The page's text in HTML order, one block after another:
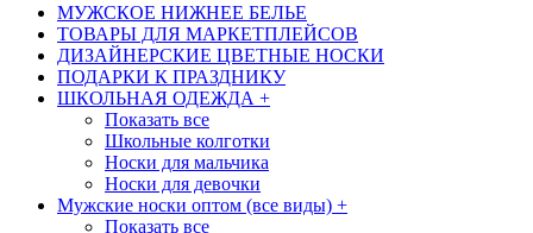
МУЖСКОЕ НИЖНЕЕ БЕЛЬЕ
ТОВАРЫ ДЛЯ МАРКЕТПЛЕЙСОВ
ДИЗАЙНЕРСКИЕ ЦВЕТНЫЕ НОСКИ
ПОДАРКИ К ПРАЗДНИКУ
ШКОЛЬНАЯ ОДЕЖДА +
Показать все
Школьные колготки
Носки для мальчика
Носки для девочки
Мужские носки оптом (все виды) +
Показать все